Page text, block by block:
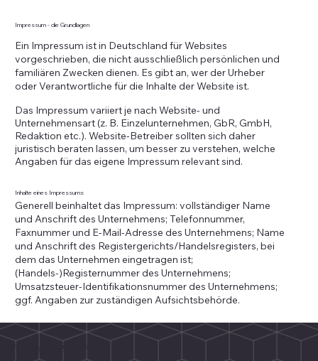
Impressum - die Grundlagen
Ein Impressum ist in Deutschland für Websites
vorgeschrieben, die nicht ausschließlich persönlichen und
familiären Zwecken dienen. Es gibt an, wer der Urheber
oder Verantwortliche für die Inhalte der Website ist.
Das Impressum variiert je nach Website- und
Unternehmensart (z. B. Einzelunternehmen, GbR, GmbH,
Redaktion etc.). Website-Betreiber sollten sich daher
juristisch beraten lassen, um besser zu verstehen, welche
Angaben für das eigene Impressum relevant sind.
Inhalte eines Impressums
Generell beinhaltet das Impressum: vollständiger Name
und Anschrift des Unternehmens; Telefonnummer,
Faxnummer und E-Mail-Adresse des Unternehmens; Name
und Anschrift des Registergerichts/Handelsregisters, bei
dem das Unternehmen eingetragen ist;
(Handels-)Registernummer des Unternehmens;
Umsatzsteuer-Identifikationsnummer des Unternehmens;
ggf. Angaben zur zuständigen Aufsichtsbehörde.